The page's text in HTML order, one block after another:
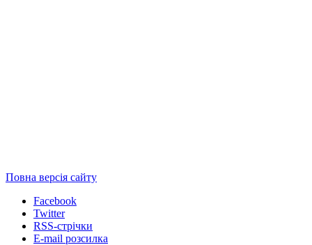
Повна версія сайту
Facebook
Twitter
RSS-стрічки
E-mail розсилка